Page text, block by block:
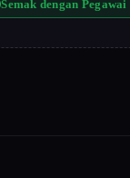
Semak dengan Pegawai